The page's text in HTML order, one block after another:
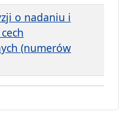
o nadaniu i
(numerów